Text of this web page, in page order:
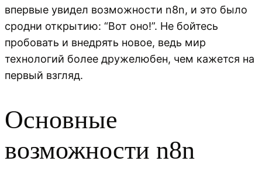
впервые увидел возможности n8n, и это было
сродни открытию: “Вот оно!”. Не бойтесь
пробовать и внедрять новое, ведь мир
технологий более дружелюбен, чем кажется на
первый взгляд.
Основные
возможности n8n